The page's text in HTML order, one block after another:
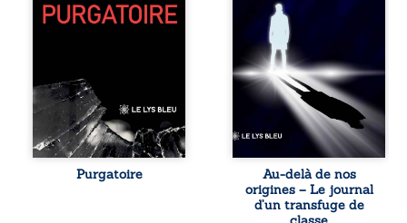
profondément
intime. Entre
poèmes bruts,
pamphlets et
réflexions
philosophiques,
chaque texte
ouvre une porte
sur l’existence. Ici,
nul ordre imposé :
Purgatoire
rupture. Très tôt,
l’école et les livres
deviennent ses
armes de survie, le
moteur d’une
lente ascension
sociale. S’arracher
à ses racines
exige pourtant un
prix invisible. Pris
entre deux
mondes, l’homme
réalise que les
succès
Au-delà de nos
origines – Le journal
d’un transfuge de